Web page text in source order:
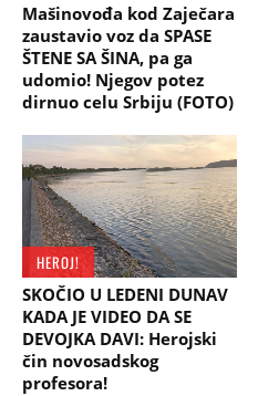
Mašinovođa kod Zaječara
zaustavio voz da SPASE
ŠTENE SA ŠINA, pa ga
udomio! Njegov potez
dirnuo celu Srbiju (FOTO)
HEROJ!
SKOČIO U LEDENI DUNAV
KADA JE VIDEO DA SE
DEVOJKA DAVI: Herojski
čin novosadskog
profesora!